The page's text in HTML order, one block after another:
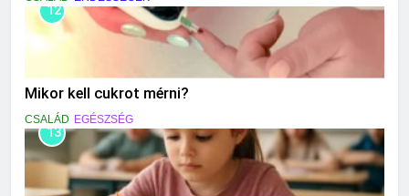
12
Mikor kell cukrot mérni?
CSALÁD EGÉSZSÉG
13